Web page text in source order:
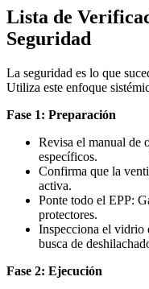
Lista de
Seguridad
La seguridad es lo que
Utiliza este enfoque
Fase 1: Preparación
Revisa el manual de
específicos.
Confirma que la
activa.
Ponte todo el EPP:
protectores.
Inspecciona el vidrio
busca de
Fase 2: Ejecución